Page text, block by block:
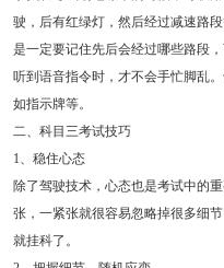
驶，后有红绿灯，然后经过减速路
是一定要记住先后会经过哪些路段
听到语音指令时，才不会手忙脚乱
如指示牌等。
二、科目三考试技巧
1、稳住心态
除了驾驶技术，心态也是考试中的
张，一紧张就很容易忽略掉很多细
就挂科了。